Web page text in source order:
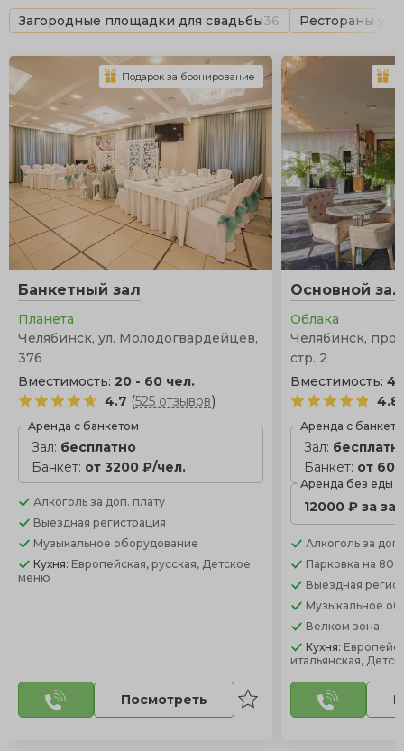
Загородные площадки для свадьбы36 Рестораны у
Банкетный зал
Планета
Челябинск, ул. Молодогвардейцев,
37б
Вместимость: 20 - 60 чел.
4.7 (525 отзывов)
Аренда с банкетом
Зал: бесплатно
Банкет: от 3200 ₽/чел.
Алкоголь за доп. плату
Выездная регистрация
Музыкальное оборудование
Кухня: Европейская, русская, Детское
меню
Посмотреть
Подарок за бронирование
Основной зал
Облака
Челябинск,
стр. 2
Вместимость:
4.8
Аренда с
Зал:
Банкет: от
Аренда без еды
12000 ₽ за
Алкоголь за
Парковка на
Выездная
Музыкальное
Велком зона
Кухня:
итальянская,